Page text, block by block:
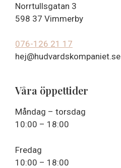
Norrtullsgatan 3
598 37 Vimmerby
076-126 21 17
hej@hudvardskompaniet.se
Våra öppettider
Måndag – torsdag
10:00 – 18:00
Fredag
10:00 – 18:00